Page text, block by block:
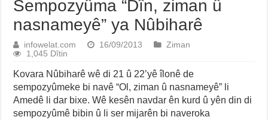
Sempozyûma “Dîn, ziman û
nasnameyê” ya Nûbiharê
infowelat.com 16/09/2013
Ziman
1,045 Dîtin
Kovara Nûbiharê wê di 21 û 22’yê îlonê de
sempozyûmeke bi navê “Ol, ziman û nasnameyê” li
Amedê li dar bixe. Wê kesên navdar ên kurd û yên din di
sempozyûmê bibin û li ser mijarên bi naveroka